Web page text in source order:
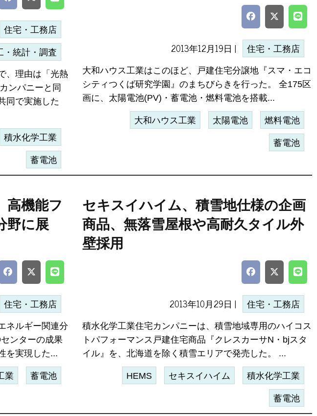
住宅・工務店
・統計・調査
、理由は「光熱
ンパニーと同
同で実施した
積水化学工業
蓄電池
2013年12月19日 | 住宅・工務店
大和ハウス工業はこのほど、戸建住宅分譲地『スマ・エコ
シティつくば研究学園』のまちびらきを行った。 全175区
画に、太陽電池(PV)・蓄電池・燃料電池を搭載...
大和ハウス工業 太陽電池 燃料電池
蓄電池
高機能フ
野に展
住宅・工務店
ネルギー関連分
ンターの成果
を実現した...
業 蓄電池
セキスイハイム、積雪地仕様の企画
商品、無落雪屋根や高耐久タイル外
壁採用
2013年10月29日 | 住宅・工務店
積水化学工業住宅カンパニーは、積雪地域専用のハイコス
トパフォーマンス戸建住宅商品『クレスカーサN・bjスタ
イル』を、北海道を除く積雪エリアで発売した。 ...
HEMS セキスイハイム 積水化学工業
蓄電池